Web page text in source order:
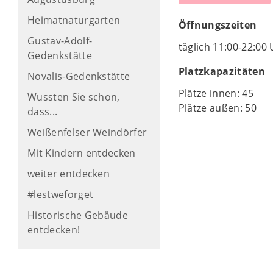
Heimatnaturgarten
Gustav-Adolf-
Gedenkstätte
Novalis-Gedenkstätte
Wussten Sie schon,
dass...
Weißenfelser Weindörfer
Mit Kindern entdecken
weiter entdecken
#lestweforget
Historische Gebäude
entdecken!
Öffnungszeiten
täglich 11:00-22:00
Platzkapazitäten
Plätze innen: 45
Plätze außen: 50